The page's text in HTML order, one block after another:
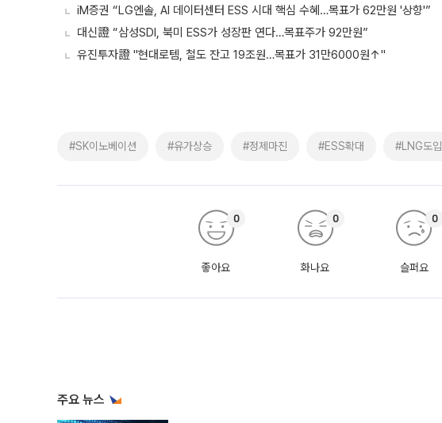
iM증권 “LG엔솔, AI 데이터센터 ESS 시대 핵심 수혜…목표가 62만원 '상향'”
대신證 “삼성SDI, 북미 ESS가 성장판 연다…목표주가 92만원”
유진투자證 "현대로템, 철도 잔고 19조원…목표가 31만6000원↑"
#SK이노베이션 #유가상승 #정제마진 #ESS확대 #LNG도입
좋아요
0
화나요
0
슬퍼요
0
주요 뉴스